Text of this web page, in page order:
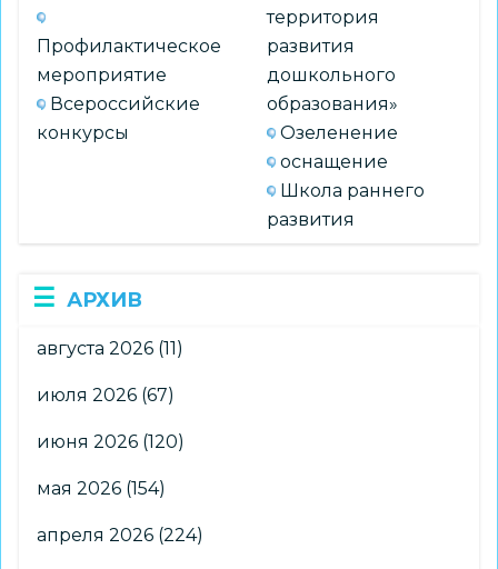
Профилактическое
мероприятие
Всероссийские
конкурсы
территория
развития
дошкольного
образования»
Озеленение
оснащение
Школа раннего
развития
АРХИВ
августа 2026 (11)
июля 2026 (67)
июня 2026 (120)
мая 2026 (154)
апреля 2026 (224)